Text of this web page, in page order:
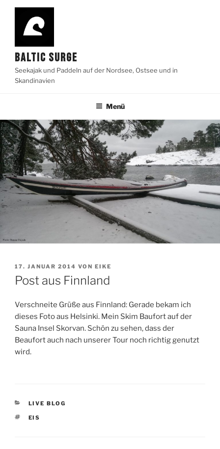
Zum
springen
BALTIC SURGE
Seekajak und Paddeln auf der Nordsee, Ostsee und in
Skandinavien
Menü
VERÖFFENTLICHT
AM
17. JANUAR 2014 VON EIKE
Post aus Finnland
Verschneite Grüße aus Finnland: Gerade bekam ich
dieses Foto aus Helsinki. Mein Skim Baufort auf der
Sauna Insel Skorvan. Schön zu sehen, dass der
Beaufort auch nach unserer Tour noch richtig genutzt
wird.
KATEGORIEN
LIVE BLOG
SCHLAGWÖRTER
EIS